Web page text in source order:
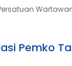
Pemko